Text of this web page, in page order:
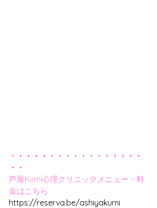
・・・・・・・・・・・・・・・・・
・・
芦屋Kumi心理クリニックメニュー・料
金はこちら
https://reserva.be/ashiyakumi